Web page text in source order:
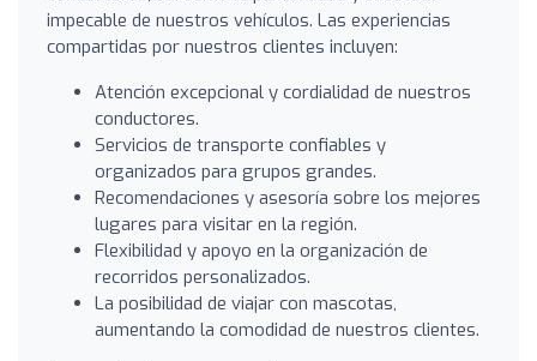
impecable de nuestros vehículos. Las experiencias
compartidas por nuestros clientes incluyen:
Atención excepcional y cordialidad de nuestros
conductores.
Servicios de transporte confiables y
organizados para grupos grandes.
Recomendaciones y asesoría sobre los mejores
lugares para visitar en la región.
Flexibilidad y apoyo en la organización de
recorridos personalizados.
La posibilidad de viajar con mascotas,
aumentando la comodidad de nuestros clientes.